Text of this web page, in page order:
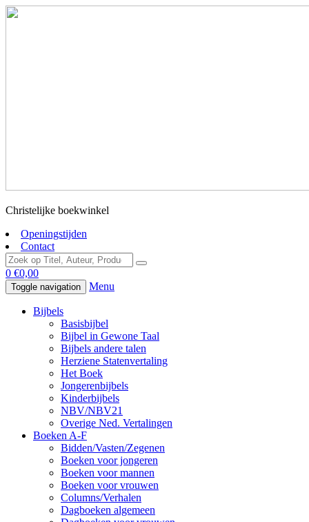
Christelijke boekwinkel
Openingstijden
Contact
0 €0,00
Toggle navigation Menu
Bijbels
Basisbijbel
Bijbel in Gewone Taal
Bijbels andere talen
Herziene Statenvertaling
Het Boek
Jongerenbijbels
Kinderbijbels
NBV/NBV21
Overige Ned. Vertalingen
Boeken A-F
Bidden/Vasten/Zegenen
Boeken voor jongeren
Boeken voor mannen
Boeken voor vrouwen
Columns/Verhalen
Dagboeken algemeen